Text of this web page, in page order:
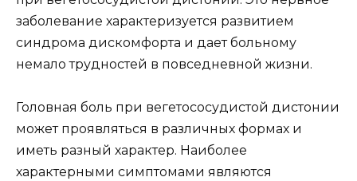
заболевание характеризуется развитием
синдрома дискомфорта и дает больному
немало трудностей в повседневной жизни.
Головная боль при вегетососудистой дистонии
может проявляться в различных формах и
иметь разный характер. Наиболее
характерными симптомами являются